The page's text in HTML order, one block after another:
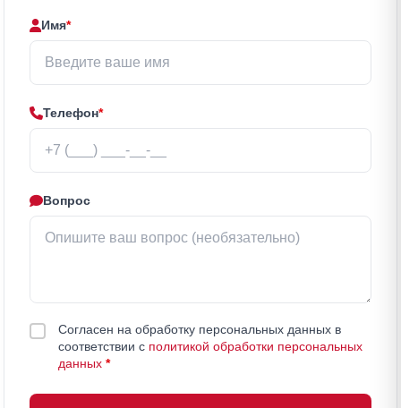
Имя*
Телефон*
Вопрос
Согласен на обработку персональных данных в
соответствии с политикой обработки персональных
данных *